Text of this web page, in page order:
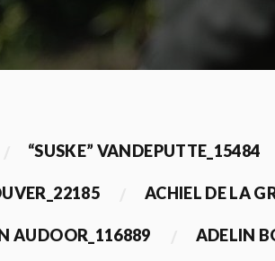
“SUSKE” VANDEPUTTE_15484
ACHIEL DE LA
AUDOOR_116889 ADELIN